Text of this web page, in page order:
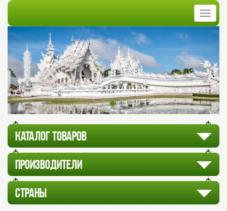
КАТАЛОГ ТОВАРОВ
ПРОИЗВОДИТЕЛИ
СТРАНЫ